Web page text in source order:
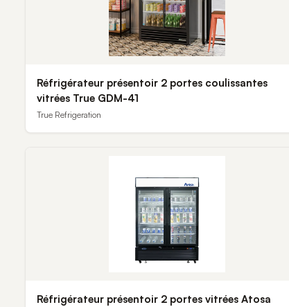
Réfrigérateur présentoir 2 portes coulissantes
vitrées True GDM-41
True Refrigeration
Réfrigérateur présentoir 2 portes vitrées Atosa